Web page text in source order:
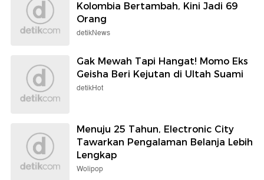
Kolombia Bertambah, Kini Jadi 69
Orang
detikNews
Gak Mewah Tapi Hangat! Momo Eks
Geisha Beri Kejutan di Ultah Suami
detikHot
Menuju 25 Tahun, Electronic City
Tawarkan Pengalaman Belanja Lebih
Lengkap
Wolipop